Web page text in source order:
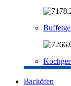
Backöfen